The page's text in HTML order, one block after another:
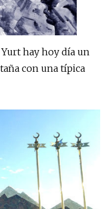
hay hoy día un
con una típica